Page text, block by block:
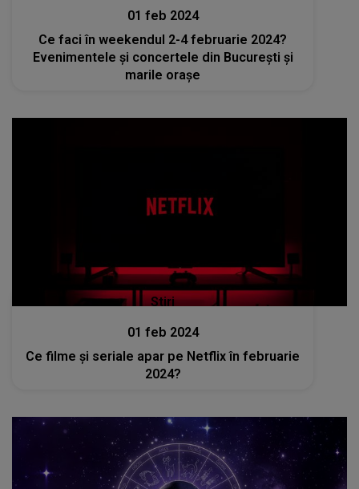
01 feb 2024
Ce faci în weekendul 2-4 februarie 2024?
Evenimentele și concertele din București și
marile orașe
Stiri
01 feb 2024
Ce filme și seriale apar pe Netflix în februarie
2024?